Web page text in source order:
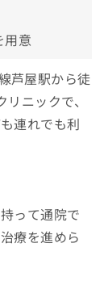
用意
芦屋駅から徒
ニックで、
連れでも利
って通院で
療を進めら